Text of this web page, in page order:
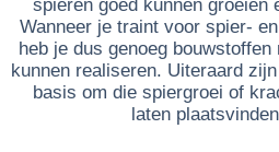
spieren goed kunnen groeien
Wanneer je traint voor spier-
heb je dus genoeg bouwstoffen
kunnen realiseren. Uiteraard
basis om die spiergroei of
laten